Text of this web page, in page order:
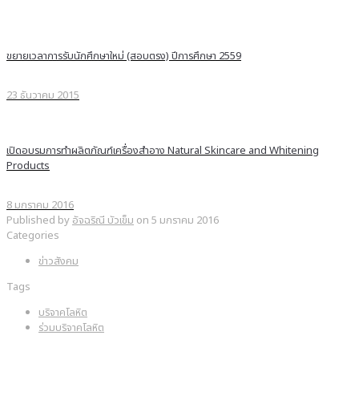
ขยายเวลาการรับนักศึกษาใหม่ (สอบตรง) ปีการศึกษา 2559
23 ธันวาคม 2015
เปิดอบรมการทำผลิตภัณฑ์เครื่องสำอาง Natural Skincare and Whitening
Products
8 มกราคม 2016
Published by อัจฉริณี บัวเข็ม on 5 มกราคม 2016
Categories
ข่าวสังคม
Tags
บริจาคโลหิต
ร่วมบริจาคโลหิต